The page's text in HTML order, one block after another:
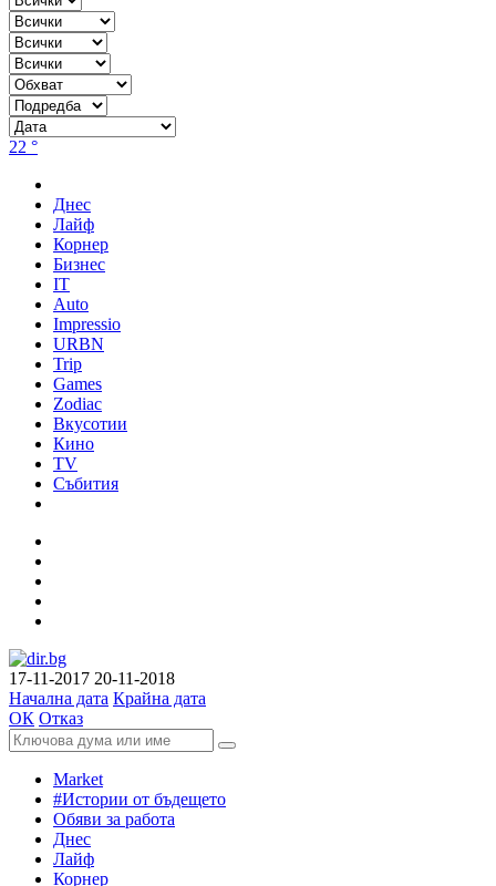
22 °
Днес
Лайф
Корнер
Бизнес
IT
Auto
Impressio
URBN
Trip
Games
Zodiac
Вкусотии
Кино
TV
Събития
17-11-2017 20-11-2018
Начална дата Крайна дата
ОК Отказ
Market
#Истории от бъдещето
Обяви за работа
Днес
Лайф
Корнер